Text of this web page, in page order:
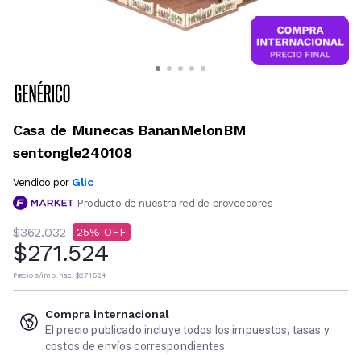
Casa de Munecas BananMelonBM
sentongle240108
Vendido por Glic
Producto de nuestra red de proveedores
$362.032 25
$271.524
Precio s/imp. nac. $271.524
Compra internacional
El precio publicado incluye todos los impuestos, tasas y
costos de envíos correspondientes